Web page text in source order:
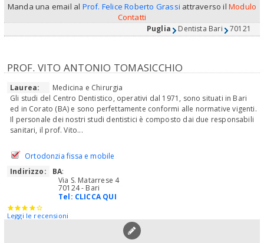
Manda una email al Prof. Felice Roberto Grassi attraverso il Modulo
Contatti
Puglia Dentista Bari 70121
PROF. VITO ANTONIO TOMASICCHIO
Laurea:
Medicina e Chirurgia
Gli studi del Centro Dentistico, operativi dal 1971, sono situati in Bari
ed in Corato (BA) e sono perfettamente conformi alle normative vigenti.
Il personale dei nostri studi dentistici è composto dai due responsabili
sanitari, il prof. Vito...
Ortodonzia fissa e mobile
Indirizzo:
BA:
Via S. Matarrese 4
70124 - Bari
Tel: CLICCA QUI
Leggi le recensioni